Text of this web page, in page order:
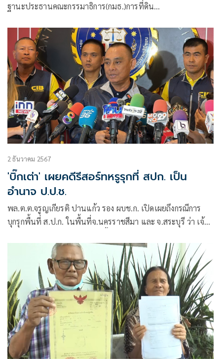
ฐานะประธานคณะกรรมาธิการ(กมธ.)การที่ดิน
ที่ประชุมกมธ.ฯ มีมติให้ลงพื้นที่ในการตรวจสอบถึงประเด็น
ปัญหารีสอร์ท
2 ธันวาคม 2567
'บิ๊กเต่า' เผยคดีรีสอร์ทหรูรุกที่ สปก. เป็น
อำนาจ ป.ป.ช.
พล.ต.ต.จรูญเกียรติ ปานแก้ว รอง ผบช.ก. เปิดเผยถึงกรณีการ
บุกรุกพื้นที่ ส.ป.ก. ในพื้นที่จ.นครราชสีมา และ จ.สระบุรี ว่า เจ้า
ว่าน่าจะมีการออกเอกสารสิทธิถือครองที่ดิน ส.ป.ก.